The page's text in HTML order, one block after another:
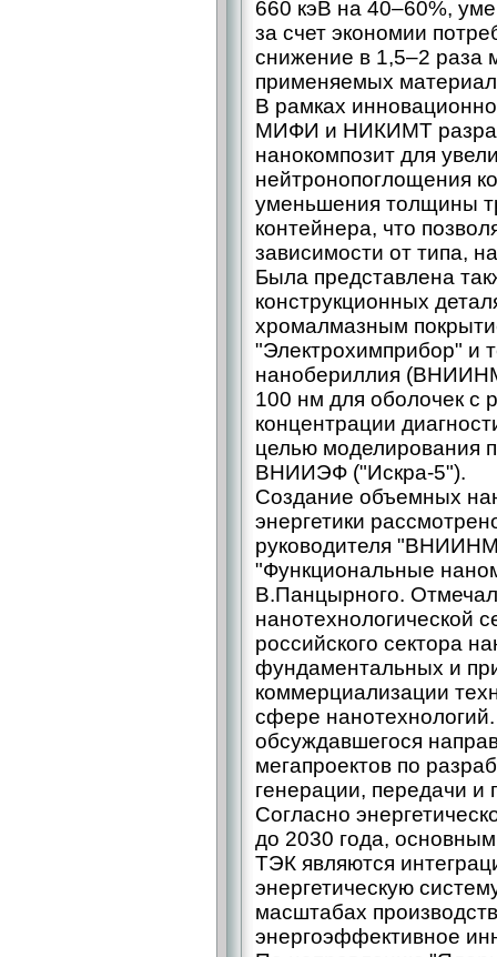
660 кэВ на 40–60%,
за счет экономии
снижение в 1,5–2
применяемых
В рамках
МИФИ и НИКИМТ
нанокомпозит для
нейтронопоглощения
уменьшения толщины
контейнера, что
зависимости от типа,
Была представлена
конструкционных
хромалмазным
"Электрохимприбор" и
нанобериллия
100 нм для оболочек с
концентрации
целью моделирования
ВНИИЭФ ("Искра-5").
Создание объемных
энергетики
руководителя
"Функциональные
В.Панцырного.
нанотехнологической
российского сектора
фундаментальных и
коммерциализации
сфере
обсуждавшегося
мегапроектов по
генерации, передачи и
Согласно
до 2030 года,
ТЭК являются
энергетическую
масштабах
энергоэффективное